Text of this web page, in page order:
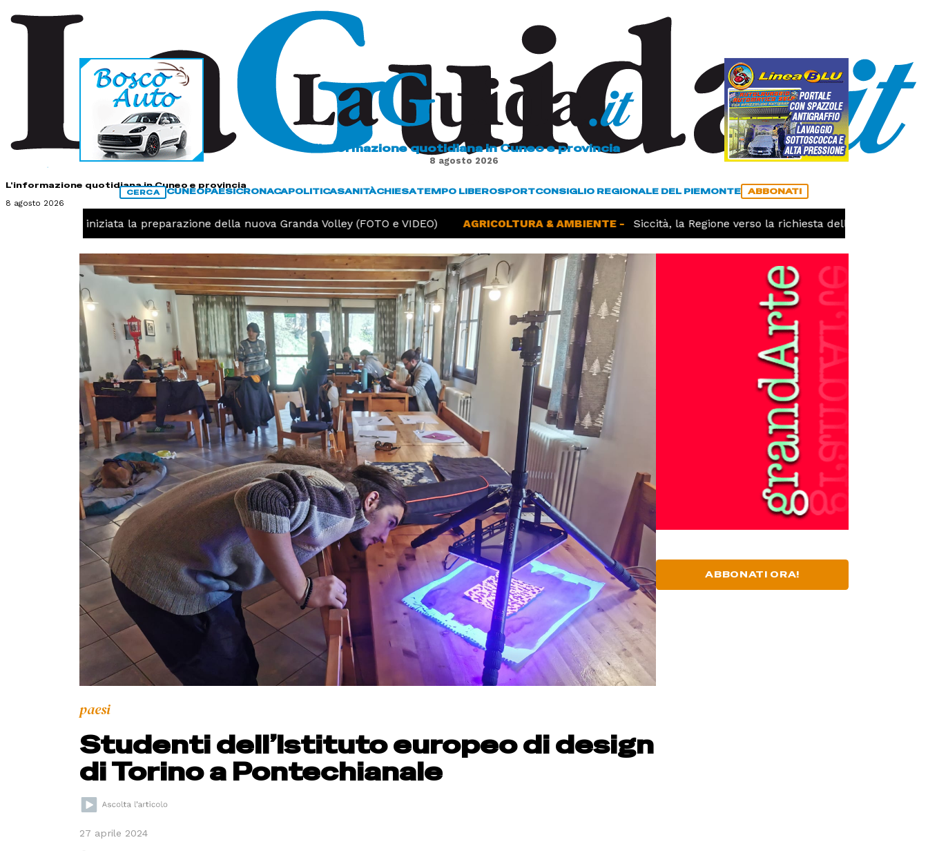
L'informazione quotidiana in Cuneo e provincia
8 agosto 2026
L'informazione quotidiana in Cuneo e provincia
8 agosto 2026
CERCA CUNEOPAESICRONACAPOLITICASANITÀCHIESATEMPO LIBEROSPORTCONSIGLIO REGIONALE DEL PIEMONTE ABBONATI
Pallavolo, iniziata la preparazione della nuova Granda Volley (FOTO e VIDEO) AGRICOLTURA & AMBIENTE - Siccità, la Regione verso la richiesta dello stato di calamità
paesi
Studenti dell’Istituto europeo di design
di Torino a Pontechianale
27 aprile 2024
ABBONATI ORA!